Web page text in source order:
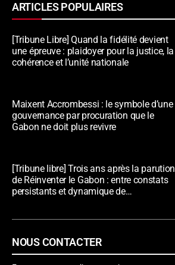
ARTICLES POPULAIRES
[Tribune Libre] Quand la fidélité devient
une épreuve : plaidoyer pour la justice, la
cohérence et l’unité nationale
Maixent Accrombessi : le symbole d’une
gouvernance par procuration que le
Gabon ne doit plus revivre
[Tribune libre] Trois ans après la parution
de Réinventer le Gabon : entre constats
persistants et dynamique de
NOUS CONTACTER